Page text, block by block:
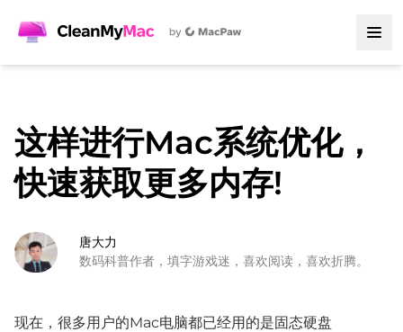
这样进行Mac系统优化，
快速获取更多内存!
唐大力
数码科普作者，填字游戏迷，喜欢阅读，喜欢折腾。
现在，很多用户的Mac电脑都已经用的是固态硬盘